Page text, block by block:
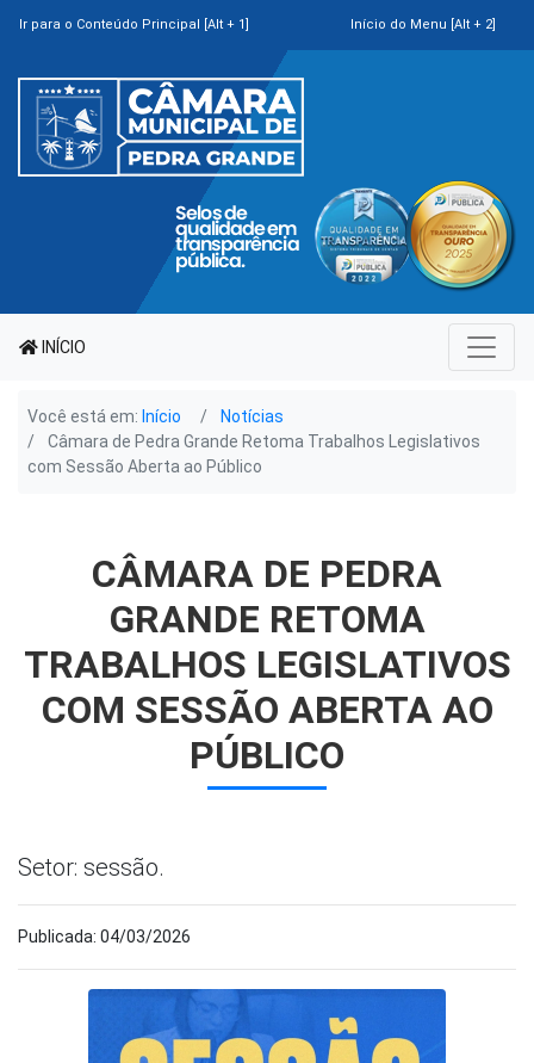
Ir para o Conteúdo Principal [Alt + 1] Início do Menu [Alt + 2]
INÍCIO
Você está em: Início
Notícias
Câmara de Pedra Grande Retoma Trabalhos Legislativos
com Sessão Aberta ao Público
CÂMARA DE PEDRA
GRANDE RETOMA
TRABALHOS LEGISLATIVOS
COM SESSÃO ABERTA AO
PÚBLICO
Setor: sessão.
Publicada: 04/03/2026